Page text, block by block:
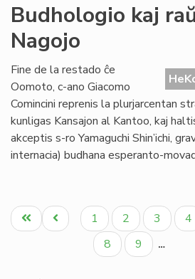
Budhologio kaj
Nagojo
Fine de la restado ĉe
Oomoto, c-ano Giacomo
Comincini reprenis la plurjarcentan
kunligas Kansajon al Kantoo, kaj
akceptis s-ro Yamaguchi Shin’ichi,
internacia) budhana esperanto-
Pagination
Unua
paĝo
Antaŭa
paĝo
Paĝo
1 Paĝo
2 Paĝo
3 4
Paĝo
8 Paĝo
9 …